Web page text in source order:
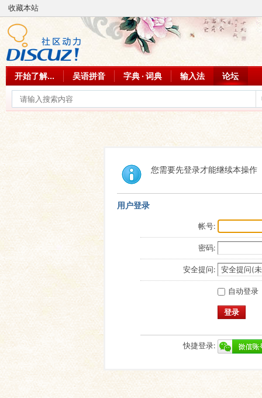
收藏本站
开始了解... 吴语拼音 字典 · 词典 输入法 论坛
您需要先登录才能继续本操作
用户登录
帐号:
密码:
安全提问:
自动登录
登录
快捷登录: